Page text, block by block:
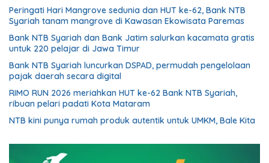
Peringati Hari Mangrove sedunia dan HUT ke-62, Bank NTB
Syariah tanam mangrove di Kawasan Ekowisata Paremas
Bank NTB Syariah dan Bank Jatim salurkan kacamata gratis
untuk 220 pelajar di Jawa Timur
Bank NTB Syariah luncurkan DSPAD, permudah pengelolaan
pajak daerah secara digital
RIMO RUN 2026 meriahkan HUT ke-62 Bank NTB Syariah,
ribuan pelari padati Kota Mataram
NTB kini punya rumah produk autentik untuk UMKM, Bale Kita